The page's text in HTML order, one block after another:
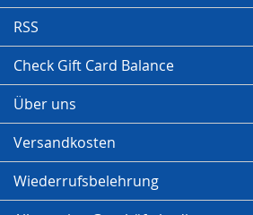
RSS
Check Gift Card Balance
Über uns
Versandkosten
Wiederrufsbelehrung